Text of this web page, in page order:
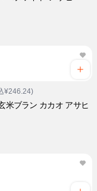
¥246.24)
米ブラン カカオ アサヒ